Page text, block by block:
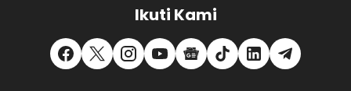
Ikuti Kami